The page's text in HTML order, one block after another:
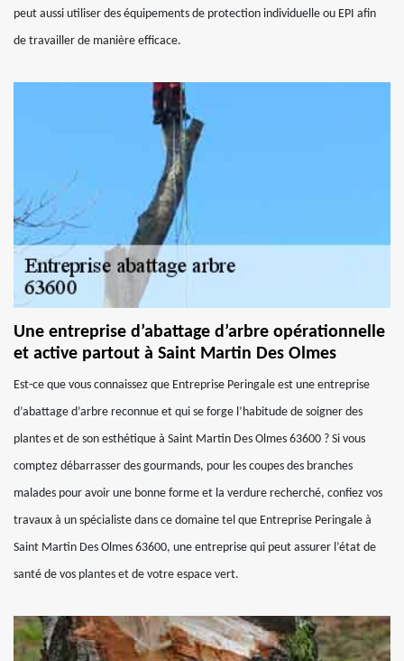
peut aussi utiliser des équipements de protection individuelle ou EPI afin
de travailler de manière efficace.
Une entreprise d’abattage d’arbre opérationnelle
et active partout à Saint Martin Des Olmes
Est-ce que vous connaissez que Entreprise Peringale est une entreprise
d’abattage d’arbre reconnue et qui se forge l’habitude de soigner des
plantes et de son esthétique à Saint Martin Des Olmes 63600 ? Si vous
comptez débarrasser des gourmands, pour les coupes des branches
malades pour avoir une bonne forme et la verdure recherché, confiez vos
travaux à un spécialiste dans ce domaine tel que Entreprise Peringale à
Saint Martin Des Olmes 63600, une entreprise qui peut assurer l’état de
santé de vos plantes et de votre espace vert.